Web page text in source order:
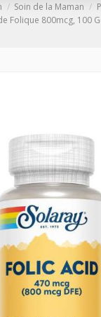
Soin de la Maman
Folique 800mcg, 100